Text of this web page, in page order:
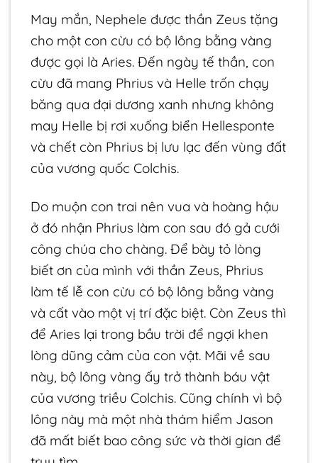
May mắn, Nephele được thần Zeus tặng
cho một con cừu có bộ lông bằng vàng
được gọi là Aries. Đến ngày tế thần, con
cừu đã mang Phrius và Helle trốn chạy
băng qua đại dương xanh nhưng không
may Helle bị rơi xuống biển Hellesponte
và chết còn Phrius bị lưu lạc đến vùng đất
của vương quốc Colchis.
Do muộn con trai nên vua và hoàng hậu
ở đó nhận Phrius làm con sau đó gả cưới
công chúa cho chàng. Để bày tỏ lòng
biết ơn của mình với thần Zeus, Phrius
làm tế lễ con cừu có bộ lông bằng vàng
và cất vào một vị trí đặc biệt. Còn Zeus thì
để Aries lại trong bầu trời để ngợi khen
lòng dũng cảm của con vật. Mãi về sau
này, bộ lông vàng ấy trở thành báu vật
của vương triều Colchis. Cũng chính vì bộ
lông này mà một nhà thám hiểm Jason
đã mất biết bao công sức và thời gian để